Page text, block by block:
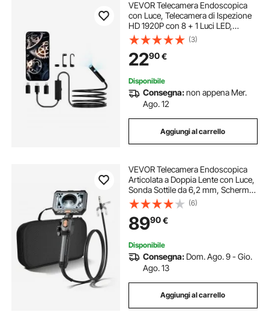
VEVOR Telecamera Endoscopica
con Luce, Telecamera di Ispezione
HD 1920P con 8 + 1 Luci LED,
Boroscopio a Doppia Lente con
Zoom 2X, Cavo Serpente da 3 m
Impermeabile IP67 per Auto
(3)
2290€
Disponibile
Consegna:non appena Mer.
Ago. 12
Aggiungi al carrello
VEVOR Telecamera Endoscopica
Articolata a Doppia Lente con Luce,
Sonda Sottile da 6,2 mm, Schermo
IPS HD da 5'', Funzione Schermo
Diviso, Zoom 8x, Cavo
Impermeabile IP67 da 1,5 m, per
Auto e Idraulica
(6)
8990€
Disponibile
Consegna: Dom. Ago. 9 - Gio.
Ago. 13
Aggiungi al carrello